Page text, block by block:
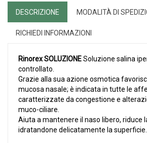
DESCRIZIONE MODALITÀ DI
RICHIEDI INFORMAZIONI
Rinorex SOLUZIONESoluzione salina
controllato.
Grazie alla sua azione osmotica
mucosa nasale; è indicata in tutte le
caratterizzate da congestione e
muco-ciliare.
Aiuta a mantenere il naso libero, riduce
idratandone delicatamente la superficie.